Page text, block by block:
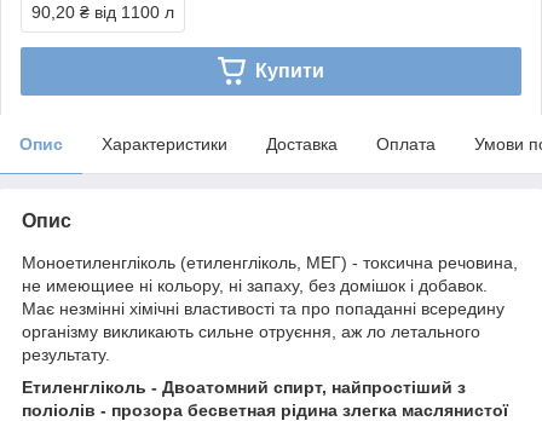
90,20 ₴ від 1100 л
Купити
Опис Характеристики Доставка Оплата Умови
Опис
Моноетиленгліколь (етиленгліколь, МЕГ) - токсична речовина,
не имеющиее ні кольору, ні запаху, без домішок і добавок.
Має незмінні хімічні властивості та про попаданні всередину
організму викликають сильне отруєння, аж ло летального
результату.
Етиленгліколь - Двоатомний спирт, найпростіший з
поліолів - прозора бесветная рідина злегка маслянистої